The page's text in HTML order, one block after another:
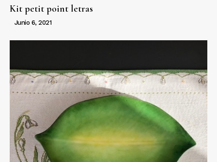
Kit petit point letras
Junio 6, 2021